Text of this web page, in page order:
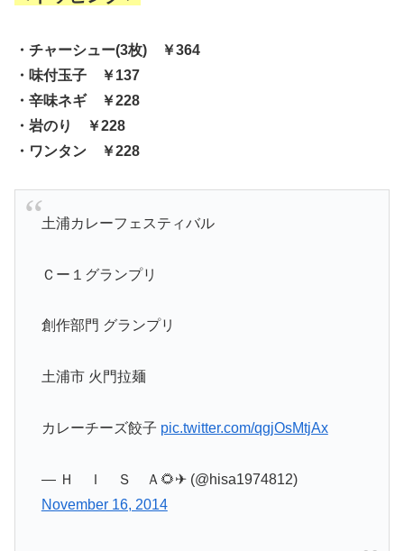
・チャーシュー(3枚) ￥364
・味付玉子 ￥137
・辛味ネギ ￥228
・岩のり ￥228
・ワンタン ￥228
土浦カレーフェスティバル
Ｃー１グランプリ
創作部門 グランプリ
土浦市 火門拉麺
カレーチーズ餃子 pic.twitter.com/qgjOsMtjAx
— Ｈ Ｉ Ｓ Ａ🌻✈ (@hisa1974812)
November 16, 2014